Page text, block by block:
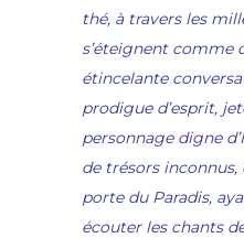
thé, à travers les
s’éteignent comme
étincelante
prodigue d’esprit,
personnage digne
de trésors inconnus,
porte du Paradis,
écouter les chants